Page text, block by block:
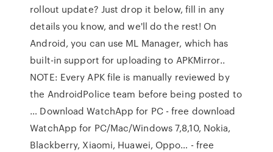
rollout update? Just drop it below, fill in any
details you know, and we'll do the rest! On
Android, you can use ML Manager, which has
built-in support for uploading to APKMirror..
NOTE: Every APK file is manually reviewed by
the AndroidPolice team before being posted to
… Download WatchApp for PC - free download
WatchApp for PC/Mac/Windows 7,8,10, Nokia,
Blackberry, Xiaomi, Huawei, Oppo… - free